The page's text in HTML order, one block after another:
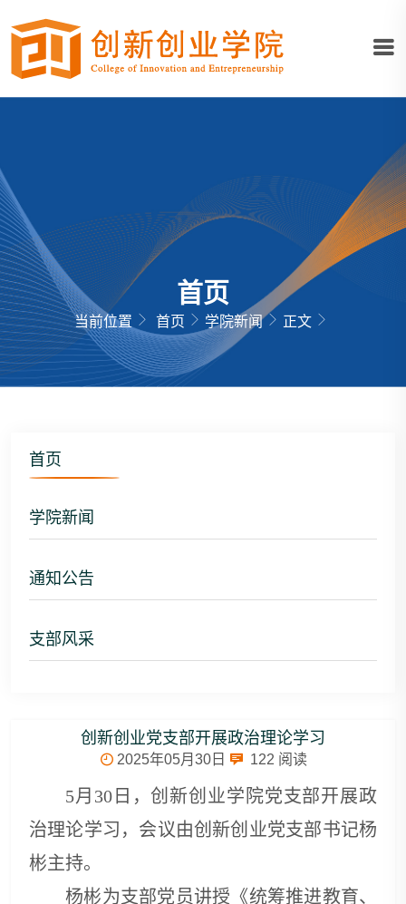
首页
当前位置 首页 学院新闻 正文
首页
学院新闻
通知公告
支部风采
创新创业党支部开展政治理论学习
2025年05月30日 122 阅读
5月30日，创新创业学院党支部开展政
治理论学习，会议由创新创业党支部书记杨
彬主持。
杨彬为支部党员讲授《统筹推进教育、